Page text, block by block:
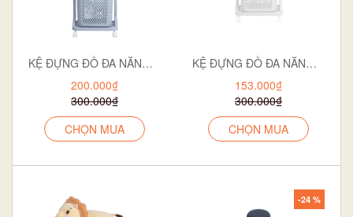
KỆ ĐỰNG ĐỒ ĐA NĂNG BÉ 5560-3
200.000₫
300.000₫
CHỌN MUA
KỆ ĐỰNG ĐỒ ĐA NĂNG BÉ 2T 5560-2
153.000₫
300.000₫
CHỌN MUA
-24 %